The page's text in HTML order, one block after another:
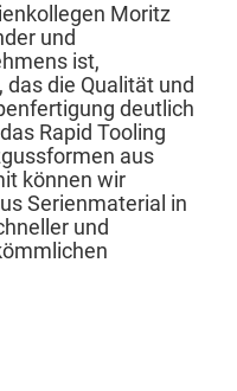
Moritz
und
ist,
die Qualität und
deutlich
Rapid Tooling
aus
können wir
Serienmaterial in
und